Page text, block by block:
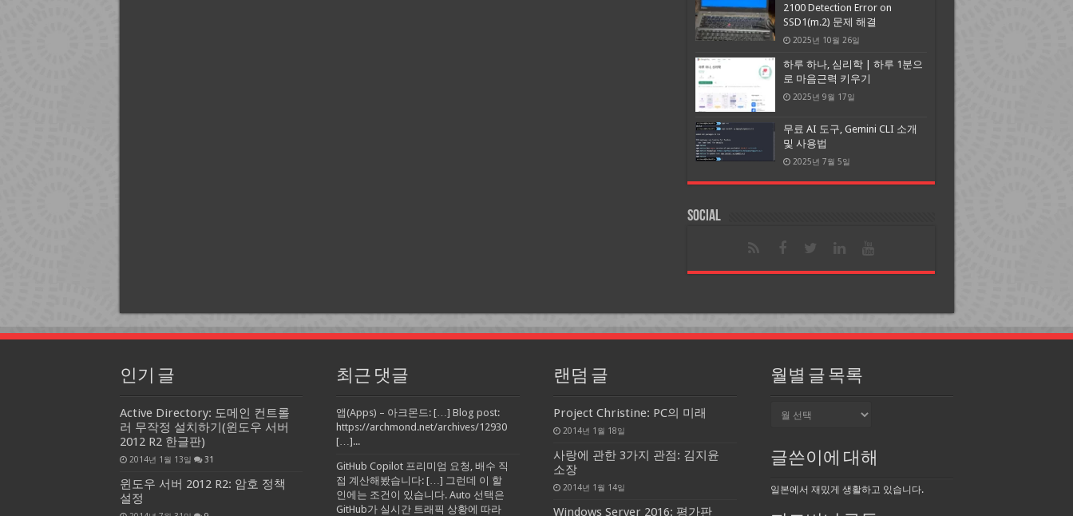
2100 Detection Error on
SSD1(m.2) 문제 해결
2025년 10월 26일
하루 하나, 심리학 | 하루 1분으
로 마음근력 키우기
2025년 9월 17일
무료 AI 도구, Gemini CLI 소개
및 사용법
2025년 7월 5일
Social
인기 글
Active Directory: 도메인 컨트롤
러 무작정 설치하기(윈도우 서버
2012 R2 한글판)
2014년 1월 13일 31
윈도우 서버 2012 R2: 암호 정책
설정
최근 댓글
앱(Apps) – 아크몬드: […] Blog post:
https://archmond.net/archives/12930
[…]...
GitHub Copilot 프리미엄 요청, 배수 직
접 계산해봤습니다: […] 그런데 이 할
인에는 조건이 있습니다. Auto 선택은
GitHub가 실시간 트래픽 상황에 따라
랜덤 글
Project Christine: PC의 미래
2014년 1월 18일
사랑에 관한 3가지 관점: 김지윤
소장
2014년 1월 14일
Windows Server 2016: 평가판
월별 글 목록
목
록
글쓴이에 대해
일본에서 재밌게 생활하고 있습니다.